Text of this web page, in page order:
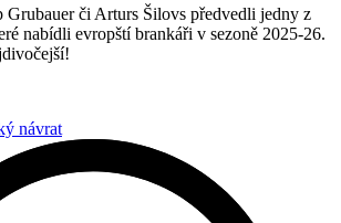
Grubauer či Arturs Šilovs předvedli jedny z
nabídli evropští brankáři v sezoně 2025-26.